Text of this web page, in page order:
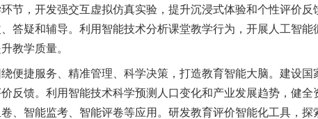
节，开发强交互虚拟仿真实验，提升沉浸式体验和个性评价反
答疑和辅导。利用智能技术分析课堂教学行为，开展人工智能
教学质量。
捷服务、精准管理、科学决策，打造教育智能大脑。建设国
反馈。利用智能技术科学预测人口变化和产业发展趋势，健全
、智能监考、智能评卷等应用。研发教育评价智能化工具，探